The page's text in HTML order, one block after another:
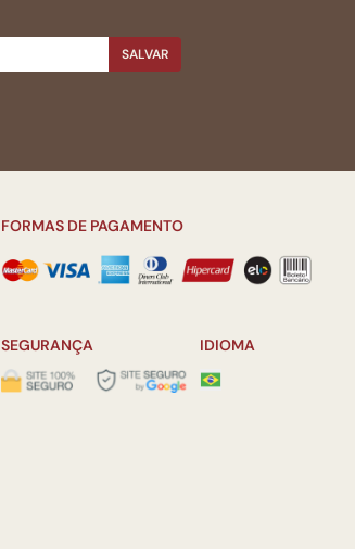
SALVAR
FORMAS DE PAGAMENTO
SEGURANÇA IDIOMA